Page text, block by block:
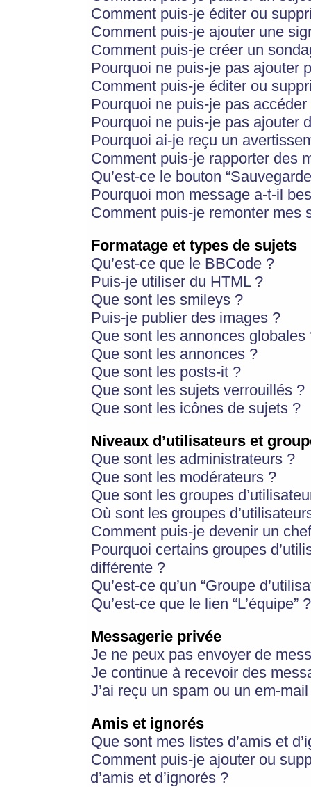
Comment puis-je éditer ou
Comment puis-je ajouter une
Comment puis-je créer un
Pourquoi ne puis-je pas ajouter
Comment puis-je éditer ou
Pourquoi ne puis-je pas
Pourquoi ne puis-je pas ajouter
Pourquoi ai-je reçu un
Comment puis-je rapporter des
Qu’est-ce le bouton
Pourquoi mon message a-t-il
Comment puis-je remonter mes
Formatage et types de sujets
Qu’est-ce que le BBCode ?
Puis-je utiliser du HTML ?
Que sont les smileys ?
Puis-je publier des images ?
Que sont les annonces globales
Que sont les annonces ?
Que sont les posts-it ?
Que sont les sujets verrouillés ?
Que sont les icônes de sujets ?
Niveaux d’utilisateurs et
Que sont les administrateurs ?
Que sont les modérateurs ?
Que sont les groupes
Où sont les groupes
Comment puis-je devenir un
Pourquoi certains groupes
différente ?
Qu’est-ce qu’un “Groupe
Qu’est-ce que le lien “L’équipe” ?
Messagerie privée
Je ne peux pas envoyer de
Je continue à recevoir des
J’ai reçu un spam ou un em-
Amis et ignorés
Que sont mes listes d’amis et
Comment puis-je ajouter ou
d’amis et d’ignorés ?